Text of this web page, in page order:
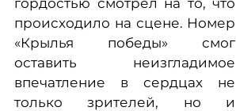
гордостью смотрел на то, что
происходило на сцене. Номер
«Крылья победы» смог
оставить неизгладимое
впечатление в сердцах не
только зрителей, но и